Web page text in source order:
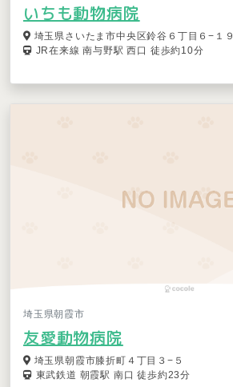
いちも動物病院
埼玉県さいたま市中央区鈴谷６丁目６−１９
JR在来線 南与野駅 西口 徒歩約10分
埼玉県朝霞市
友愛動物病院
埼玉県朝霞市膝折町４丁目３−５
東武鉄道 朝霞駅 南口 徒歩約23分